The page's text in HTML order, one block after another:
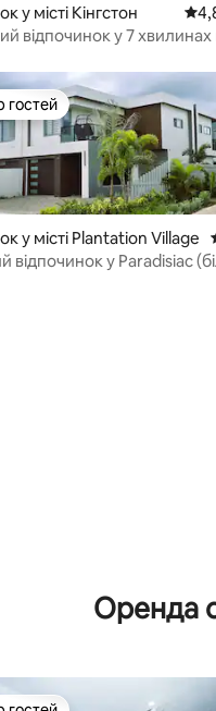
у місті Кінгстон
відпочинок у 7 хвилинах
5, відгуки: 148
гостей
гостей
у місті Plantation Village
відпочинок у Paradisiac
Оренда